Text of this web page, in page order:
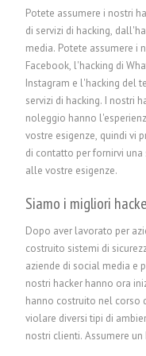
Potete assumere i nostri
di servizi di hacking,
media. Potete assumere i
Facebook, l'hacking di
Instagram e l'hacking del
servizi di hacking. I nostri
noleggio hanno
vostre esigenze, quindi vi
di contatto per fornirvi
alle vostre esigenze.
Siamo i migliori
Dopo aver lavorato per
costruito sistemi di
aziende di social media e
nostri hacker hanno ora
hanno costruito nel corso
violare diversi tipi di
nostri clienti.Assumere